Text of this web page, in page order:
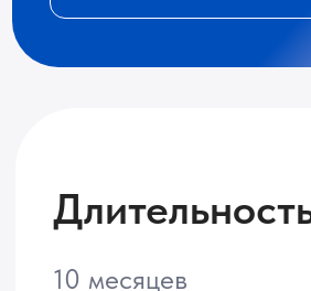
Живое общение с
МФТИ на онлайн-вебинарах 1-2